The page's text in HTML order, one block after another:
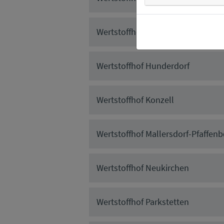
Wertstoffhof Geiselhöring
Wertstoffhof Hunderdorf
Wertstoffhof Konzell
Wertstoffhof Mallersdorf-
Wertstoffhof Neukirchen
Wertstoffhof Parkstetten